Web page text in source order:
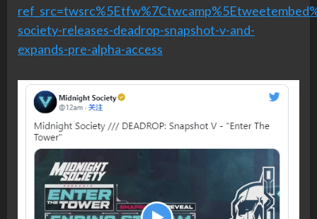
society-releases-deadrop-snapshot-v-and-
expands-pre-alpha-access